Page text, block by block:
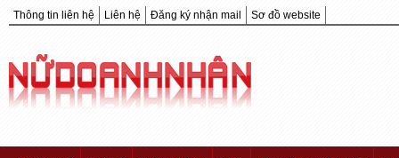
Thông tin liên hệ Liên hệ Đăng ký nhận mail Sơ đồ website